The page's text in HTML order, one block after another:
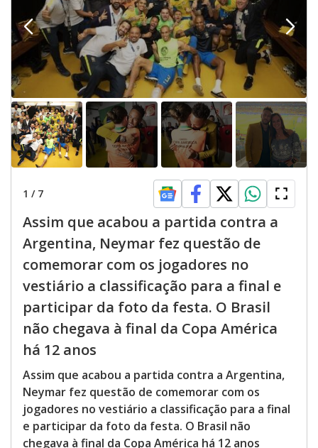
1 / 7
Assim que acabou a partida contra a
Argentina, Neymar fez questão de
comemorar com os jogadores no
vestiário a classificação para a final e
participar da foto da festa. O Brasil
não chegava à final da Copa América
há 12 anos
Assim que acabou a partida contra a Argentina,
Neymar fez questão de comemorar com os
jogadores no vestiário a classificação para a final
e participar da foto da festa. O Brasil não
chegava à final da Copa América há 12 anos